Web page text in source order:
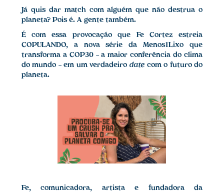
Já quis dar match com alguém que não destrua o
planeta? Pois é. A gente também.
É com essa provocação que Fe Cortez estreia
COPULANDO, a nova série da Menos1Lixo que
transforma a COP30 — a maior conferência do clima
do mundo — em um verdadeiro date com o futuro do
planeta.
Fe, comunicadora, artista e fundadora da